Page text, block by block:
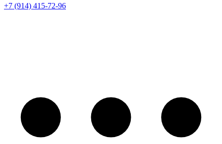
+7 (914) 415-72-96